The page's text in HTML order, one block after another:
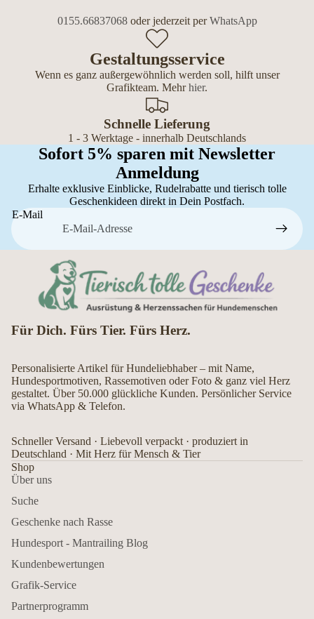
0155.66837068oder jederzeit perWhatsApp
Gestaltungsservice
Wenn es ganz außergewöhnlich werden soll, hilft unser
Grafikteam. Mehrhier.
Schnelle Lieferung
1 - 3 Werktage - innerhalb Deutschlands
Sofort 5% sparen mit Newsletter
Anmeldung
Erhalte exklusive Einblicke, Rudelrabatte und tierisch tolle
Geschenkideen direkt in Dein Postfach.
E-Mail
Für Dich. Fürs Tier. Fürs Herz.
Personalisierte Artikel für Hundeliebhaber – mit Name,
Hundesportmotiven, Rassemotiven oder Foto & ganz viel Herz
gestaltet. Über 50.000 glückliche Kunden. Persönlicher Service
via WhatsApp & Telefon.
Schneller Versand · Liebevoll verpackt · produziert in
Deutschland · Mit Herz für Mensch & Tier
Shop
Über uns
Suche
Geschenke nach Rasse
Hundesport - Mantrailing Blog
Kundenbewertungen
Grafik-Service
Partnerprogramm